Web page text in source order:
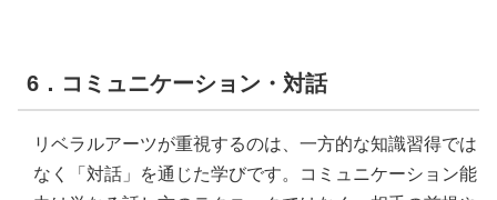
6．コミュニケーション・対話
リベラルアーツが重視するのは、一方的な知識習得では
なく「対話」を通じた学びです。コミュニケーション能